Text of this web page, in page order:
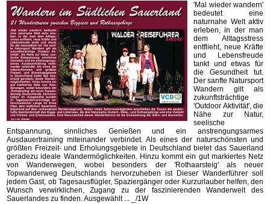
'Mal wieder wandern'
bedeutet eine
naturnahe Welt aktiv
erleben, in der man
dem Alltagsstress
entflieht, neue Kräfte
und Lebensfreude
tankt und etwas für
die Gesundheit tut.
Der sanfte Natursport
Wandern gilt als
zukunftsträchtige
'Outdoor Aktivität', die
Nähe zur Natur,
seelische
Entspannung, sinnliches Genießen und ein anstrengungsarmes
Ausdauertraining miteinander verbindet. Als eines der naturschönsten und
größten Freizeit- und Erholungsgebiete in Deutschland bietet das Sauerland
geradezu ideale Wandermöglichkeiten. Hinzu kommt ein gut markiertes Netz
von Wanderwegen, wobei besonders der 'Rothaarsteig' als neuer
Topwanderweg Deutschlands hervorzuheben ist Dieser Wanderführer soll
jedem Gast, ob Tagesausflügler, Spaziergänger oder Kurzurlauber helfen, den
Wunsch verwirklichen, Zugang zu der faszinierenden Wanderwelt des
Sauerlandes zu finden. Ausgewählt ... _/1W